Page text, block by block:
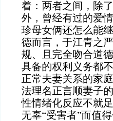
着：两者之间，除
外，曾经有过的爱
珍母女俩还怎么能
德而言，于江青之
规、且完全吻合道
具备的权利义务都
正常夫妻关系的家
法理名正言顺妻子
性情绪化反应不就
无辜“受害者”而值